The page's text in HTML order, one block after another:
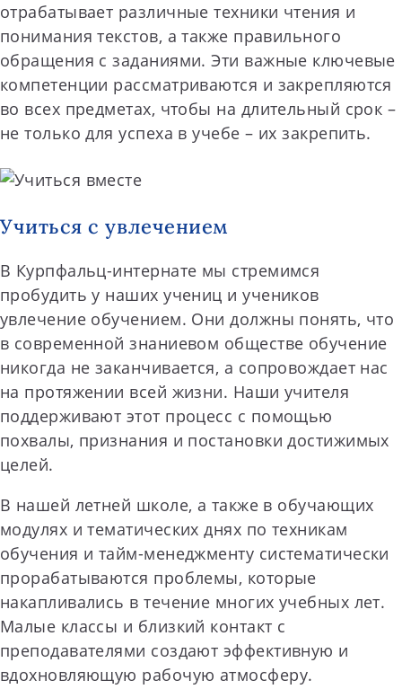
отрабатывает различные техники чтения и
понимания текстов, а также правильного
обращения с заданиями. Эти важные ключевые
компетенции рассматриваются и закрепляются
во всех предметах, чтобы на длительный срок –
не только для успеха в учебе – их закрепить.
Учиться с увлечением
В Курпфальц-интернате мы стремимся
пробудить у наших учениц и учеников
увлечение обучением. Они должны понять, что
в современной знаниевом обществе обучение
никогда не заканчивается, а сопровождает нас
на протяжении всей жизни. Наши учителя
поддерживают этот процесс с помощью
похвалы, признания и постановки достижимых
целей.
В нашей летней школе, а также в обучающих
модулях и тематических днях по техникам
обучения и тайм-менеджменту систематически
прорабатываются проблемы, которые
накапливались в течение многих учебных лет.
Малые классы и близкий контакт с
преподавателями создают эффективную и
вдохновляющую рабочую атмосферу.